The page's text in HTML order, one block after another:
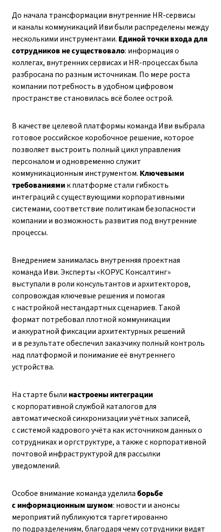
До начала трансформации внутренние HR-сервисы
и каналы коммуникаций Иви были распределены между
несколькими инструментами. Единой точки входа для
сотрудников не существовало: информация о
коллегах, внутренних сервисах и HR-процессах была
разбросана по разным источникам. По мере роста
компании потребность в удобном цифровом
пространстве становилась всё более острой.
В качестве целевой платформы команда Иви выбрала
готовое российское коробочное решение, которое
позволяет выстроить полный цикл управления
персоналом и одновременно служит
коммуникационным инструментом. Ключевыми
требованиямик платформе стали гибкость
интеграций с существующими корпоративными
системами, соответствие политикам безопасности
компании и возможность развития под внутренние
процессы.
Внедрением занималась внутренняя проектная
команда Иви. Эксперты «КОРУС Консалтинг»
выступали в роли консультантов и архитекторов,
сопровождая ключевые решения и помогая
с настройкой нестандартных сценариев. Такой
формат потребовал плотной коммуникации
и аккуратной фиксации архитектурных решений
и в результате обеспечил заказчику полный контроль
над платформой и понимание её внутреннего
устройства.
На старте были настроены интеграции
с корпоративной службой каталогов для
автоматической синхронизации учётных записей,
с системой кадрового учёта как источником данных о
сотрудниках и оргструктуре, а также с корпоративной
почтовой инфраструктурой для рассылки
уведомлений.
Особое внимание команда уделилаборьбе
с информационным шумом: новости и анонсы
мероприятий публикуются таргетированно
по подразделениям, благодаря чему сотрудники видят